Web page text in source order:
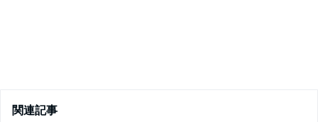
関連記事